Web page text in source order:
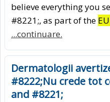
believe everything you
#8221;, as part of the
...continuare.
Dermatologii
#8222;Nu crede tot
and #8221;